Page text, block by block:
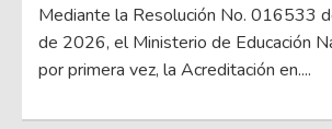
Mediante la Resolución No. 016533
de 2026, el Ministerio de Educación
por primera vez, la Acreditación en....